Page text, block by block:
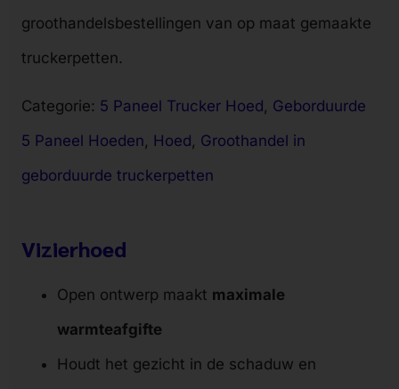
groothandelsbestellingen van op maat gemaakte
truckerpetten.
Categorie: 5 Paneel Trucker Hoed Geborduurde
5 Paneel Hoeden Hoed Groothandel in
geborduurde truckerpetten
Vizierhoed
Open ontwerp maakt maximale
warmteafgifte
Houdt het gezicht in de schaduw en